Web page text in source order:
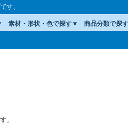
す。
素材・形状・色で探す 商品分類で探す
。